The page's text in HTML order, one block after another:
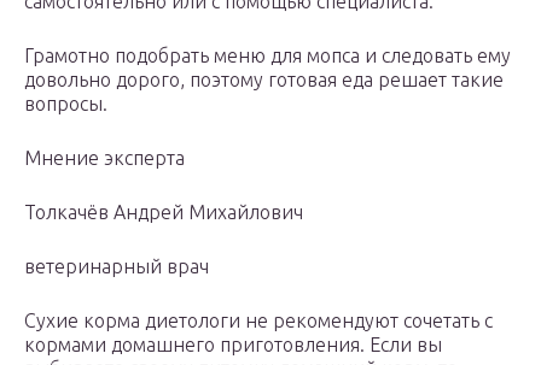
Грамотно подобрать меню для мопса и следовать ему
довольно дорого, поэтому готовая еда решает такие
вопросы.
Мнение эксперта
Толкачёв Андрей Михайлович
ветеринарный врач
Сухие корма диетологи не рекомендуют сочетать с
кормами домашнего приготовления. Если вы